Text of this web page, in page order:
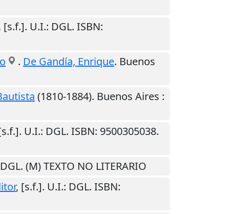
[s.f.]. U.I.: DGL. ISBN:
. De Gandía, Enrique. Buenos
(1810-1884). Buenos Aires :
. U.I.: DGL. ISBN: 9500305038.
(M) TEXTO NO LITERARIO
, [s.f.]. U.I.: DGL. ISBN: